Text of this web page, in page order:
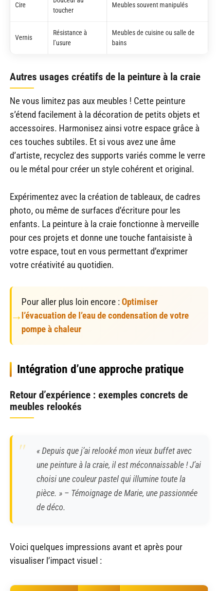
Cire
toucher
Meubles souvent manipulés
Vernis
Résistance à
l’usure
Meubles de cuisine ou salle de
bains
Autres usages créatifs de la peinture à la craie
Ne vous limitez pas aux meubles ! Cette peinture
s’étend facilement à la décoration de petits objets et
accessoires. Harmonisez ainsi votre espace grâce à
ces touches subtiles. Et si vous avez une âme
d’artiste, recyclez des supports variés comme le verre
ou le métal pour créer un style cohérent et original.
Expérimentez avec la création de tableaux, de cadres
photo, ou même de surfaces d’écriture pour les
enfants. La peinture à la craie fonctionne à merveille
pour ces projets et donne une touche fantaisiste à
votre espace, tout en vous permettant d’exprimer
votre créativité au quotidien.
Pour aller plus loin encore :Optimiser
l’évacuation de l’eau de condensation de votre
pompe à chaleur
Intégration d’une approche pratique
Retour d’expérience : exemples concrets de
meubles relookés
« Depuis que j’ai relooké mon vieux buffet avec
une peinture à la craie, il est méconnaissable ! J’ai
choisi une couleur pastel qui illumine toute la
pièce. » – Témoignage de Marie, une passionnée
de déco.
Voici quelques impressions avant et après pour
visualiser l’impact visuel :